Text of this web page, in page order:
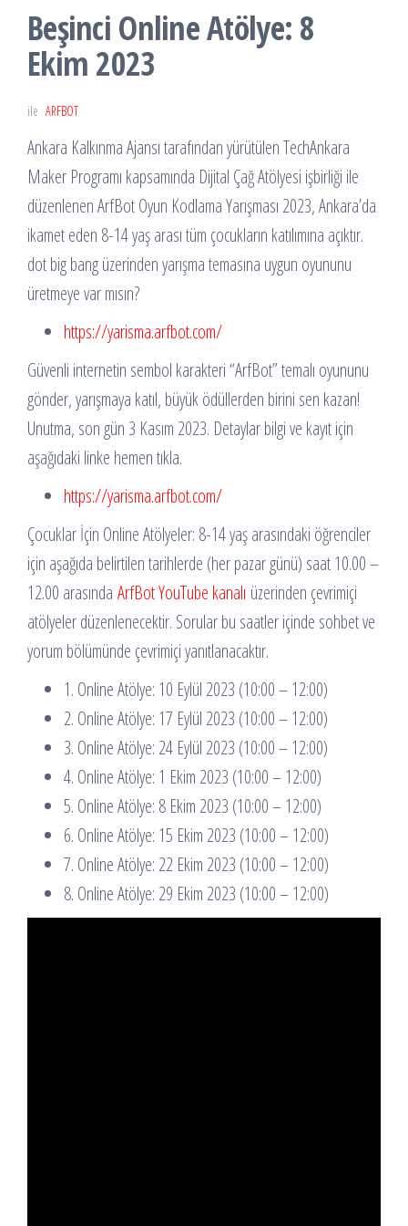
Beşinci Online Atölye: 8
Ekim 2023
ile ARFBOT
Ankara Kalkınma Ajansı tarafından yürütülen TechAnkara
Maker Programı kapsamında Dijital Çağ Atölyesi işbirliği ile
düzenlenen ArfBot Oyun Kodlama Yarışması 2023, Ankara’da
ikamet eden 8-14 yaş arası tüm çocukların katılımına açıktır.
dot big bang üzerinden yarışma temasına uygun oyununu
üretmeye var mısın?
https://yarisma.arfbot.com/
Güvenli internetin sembol karakteri “ArfBot” temalı oyununu
gönder, yarışmaya katıl, büyük ödüllerden birini sen kazan!
Unutma, son gün 3 Kasım 2023. Detaylar bilgi ve kayıt için
aşağıdaki linke hemen tıkla.
https://yarisma.arfbot.com/
Çocuklar İçin Online Atölyeler: 8-14 yaş arasındaki öğrenciler
için aşağıda belirtilen tarihlerde (her pazar günü) saat 10.00 –
12.00 arasında ArfBot YouTube kanalı üzerinden çevrimiçi
atölyeler düzenlenecektir. Sorular bu saatler içinde sohbet ve
yorum bölümünde çevrimiçi yanıtlanacaktır.
1. Online Atölye: 10 Eylül 2023 (10:00 – 12:00)
2. Online Atölye: 17 Eylül 2023 (10:00 – 12:00)
3. Online Atölye: 24 Eylül 2023 (10:00 – 12:00)
4. Online Atölye: 1 Ekim 2023 (10:00 – 12:00)
5. Online Atölye: 8 Ekim 2023 (10:00 – 12:00)
6. Online Atölye: 15 Ekim 2023 (10:00 – 12:00)
7. Online Atölye: 22 Ekim 2023 (10:00 – 12:00)
8. Online Atölye: 29 Ekim 2023 (10:00 – 12:00)